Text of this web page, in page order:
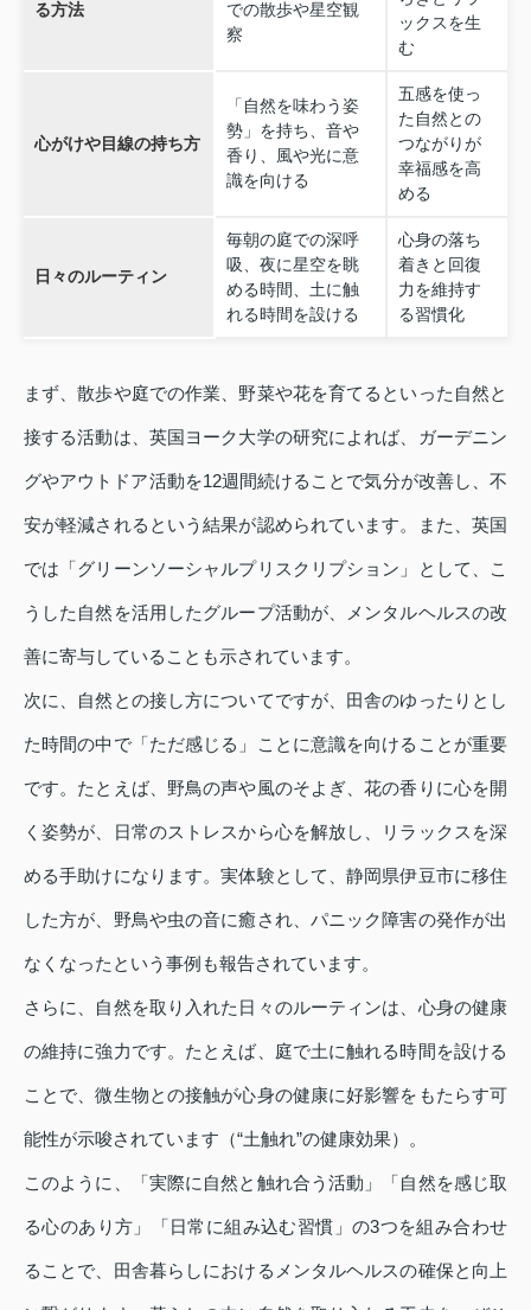
る方法
での散歩や星空観
察
ックスを生
む
心がけや目線の持ち方
「自然を味わう姿
勢」を持ち、音や
香り、風や光に意
識を向ける
五感を使っ
た自然との
つながりが
幸福感を高
める
日々のルーティン
毎朝の庭での深呼
吸、夜に星空を眺
める時間、土に触
れる時間を設ける
心身の落ち
着きと回復
力を維持す
る習慣化
まず、散歩や庭での作業、野菜や花を育てるといった自然と
接する活動は、英国ヨーク大学の研究によれば、ガーデニン
グやアウトドア活動を12週間続けることで気分が改善し、不
安が軽減されるという結果が認められています。また、英国
では「グリーンソーシャルプリスクリプション」として、こ
うした自然を活用したグループ活動が、メンタルヘルスの改
善に寄与していることも示されています。
次に、自然との接し方についてですが、田舎のゆったりとし
た時間の中で「ただ感じる」ことに意識を向けることが重要
です。たとえば、野鳥の声や風のそよぎ、花の香りに心を開
く姿勢が、日常のストレスから心を解放し、リラックスを深
める手助けになります。実体験として、静岡県伊豆市に移住
した方が、野鳥や虫の音に癒され、パニック障害の発作が出
なくなったという事例も報告されています。
さらに、自然を取り入れた日々のルーティンは、心身の健康
の維持に強力です。たとえば、庭で土に触れる時間を設ける
ことで、微生物との接触が心身の健康に好影響をもたらす可
能性が示唆されています（“土触れ”の健康効果）。
このように、「実際に自然と触れ合う活動」「自然を感じ取
る心のあり方」「日常に組み込む習慣」の3つを組み合わせ
ることで、田舎暮らしにおけるメンタルヘルスの確保と向上